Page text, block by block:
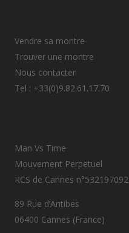
Vendre sa montre
Trouver une montre
Nous contacter
Tel : +33(0)9.82.61.17.70
Man Vs Time
Mouvement Perpetuel
RCS de Cannes n°532197092
89 Rue d’Antibes
06400 Cannes (France)